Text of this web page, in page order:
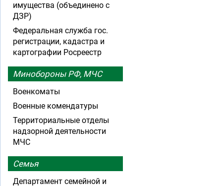
имущества (объединено с
ДЗР)
Федеральная служба гос.
регистрации, кадастра и
картографии Росреестр
Минобороны РФ, МЧС
Военкоматы
Военные комендатуры
Территориальные отделы
надзорной деятельности
МЧС
Семья
Департамент семейной и